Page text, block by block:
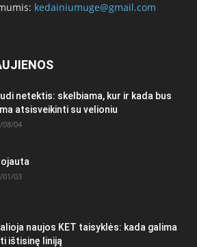
kedainiumuge@gmail.com
netektis: skelbiama, kur ir kada bus
atsisveikinti su velioniu
08/04
01/03
naujos KET taisyklės: kada galima
ištisinę liniją